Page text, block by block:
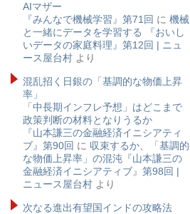
AIマザー
『みんなで機械学習』第71回 に 機械
と一緒にデータを学習する 『おいし
いデータの家庭料理』第12回 | ニュ
ース屋台村 より
混乱招く日銀の「基調的な物価上昇
率」
「中長期インフレ予想」はどこまで
政策判断の材料となりうるか
『山本謙三の金融経済イニシアティ
ブ』第90回 に 収束するか、「基調的
な物価上昇率」の混沌『山本謙三の
金融経済イニシアティブ』第98回 |
ニュース屋台村 より
次なる進出有望国インドの攻略法